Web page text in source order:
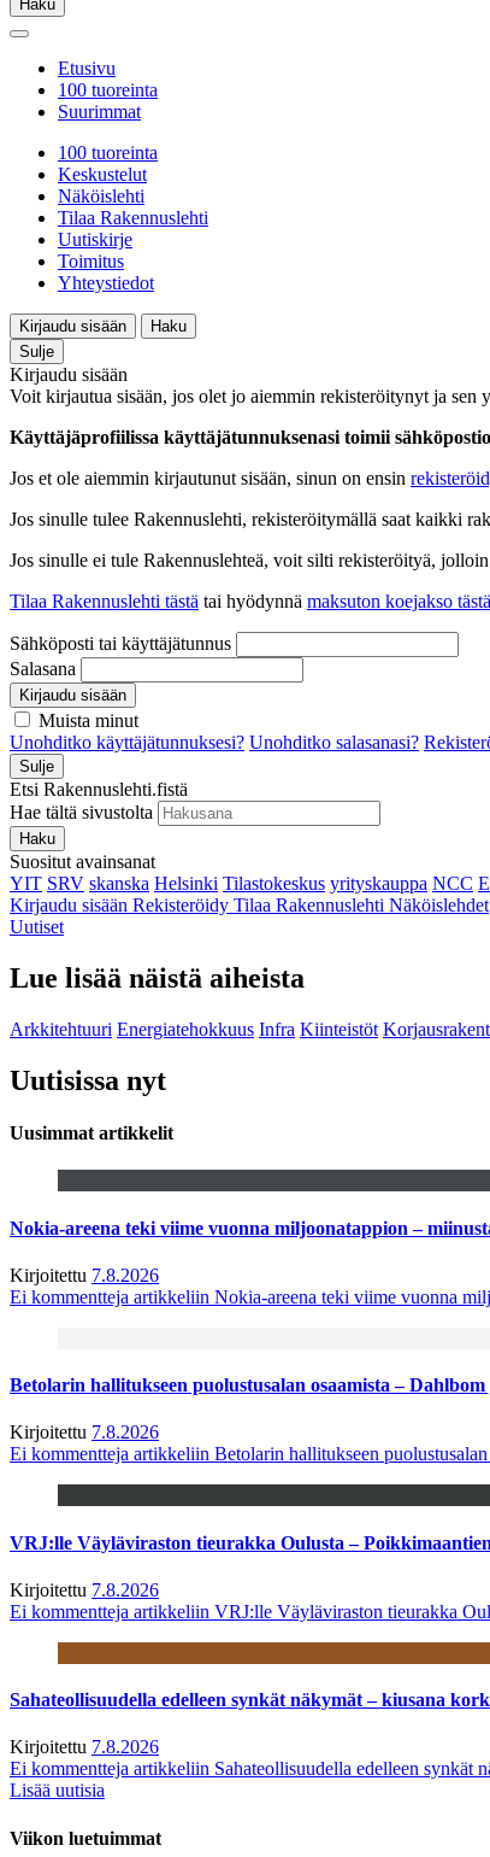
Haku
Etusivu
100 tuoreinta
Suurimmat
100 tuoreinta
Keskustelut
Näköislehti
Tilaa Rakennuslehti
Uutiskirje
Toimitus
Yhteystiedot
Kirjaudu sisään
Haku
Sulje
Kirjaudu sisään
Voit kirjautua sisään, jos olet jo aiemmin rekisteröitynyt ja sen
Käyttäjäprofiilissa käyttäjätunnuksenasi toimii
Jos et ole aiemmin kirjautunut sisään, sinun on ensin
Jos sinulle tulee Rakennuslehti, rekisteröitymällä saat kaikki
Jos sinulle ei tule Rakennuslehteä, voit silti rekisteröityä,
Tilaa Rakennuslehti tästä tai hyödynnä maksuton koejakso tästä
Sähköposti tai käyttäjätunnus
Salasana
Kirjaudu sisään
Muista minut
Unohditko käyttäjätunnuksesi? Unohditko salasanasi?
Sulje
Etsi Rakennuslehti.fistä
Hae tältä sivustolta
Haku
Suositut avainsanat
YIT SRV skanska Helsinki Tilastokeskus yrityskauppa NCC
Kirjaudu sisään Rekisteröidy Tilaa Rakennuslehti Näköislehdet
Uutiset
Lue lisää näistä aiheista
Arkkitehtuuri Energiatehokkuus Infra Kiinteistöt
Uutisissa nyt
Uusimmat artikkelit
Nokia-areena teki viime vuonna miljoonatappion –
Kirjoitettu 7.8.2026
Ei kommentteja artikkeliin Nokia-areena teki viime vuonna
Betolarin hallitukseen puolustusalan osaamista –
Kirjoitettu 7.8.2026
Ei kommentteja artikkeliin Betolarin hallitukseen
VRJ:lle Väyläviraston tieurakka Oulusta –
Kirjoitettu 7.8.2026
Ei kommentteja artikkeliin VRJ:lle Väyläviraston tieurakka
Sahateollisuudella edelleen synkät näkymät – kiusana
Kirjoitettu 7.8.2026
Ei kommentteja artikkeliin Sahateollisuudella edelleen synkät
Lisää uutisia
Viikon luetuimmat